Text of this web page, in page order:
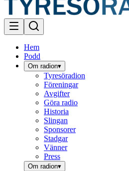
Hem
Podd
Om radion▾
Tyresöradion
Föreningar
Avgifter
Göra radio
Historia
Slingan
Sponsorer
Stadgar
Vänner
Press
Om radion▾